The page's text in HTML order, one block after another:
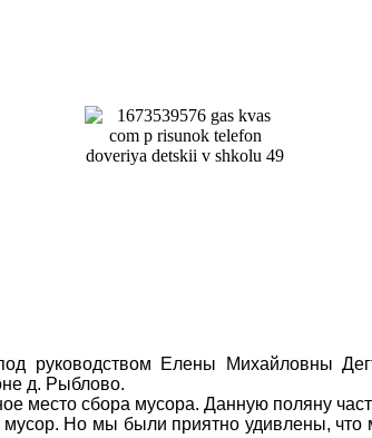
руководством Елены Михайловны
д. Рыблово.
место сбора мусора. Данную поляну
мусор. Но мы были приятно удивлены,